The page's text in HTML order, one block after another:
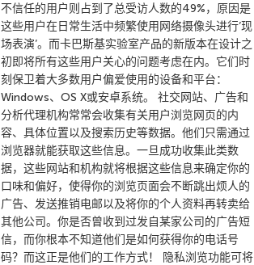
不信任的用户则占到了总受访人数的49%，原因是
这些用户在日常生活中频繁使用网络摄像头进行’现
场表演’。而卡巴斯基实验室产品的新版本在设计之
初即将所有这些用户关心的问题考虑在内。它们时
刻保卫着大多数用户偏爱使用的设备和平台：
Windows、OS X或安卓系统。 社交网站、广告和
分析代理机构常常会收集有关用户浏览网页的内
容、具体位置以及搜索历史等数据。他们只需通过
浏览器就能获取这些信息。一旦成功收集此类数
据，这些网站和机构就将根据这些信息来确定你的
口味和偏好，使得你的浏览页面会不断跳出烦人的
广告、发送推销电邮以及将你的个人资料再转卖给
其他公司。你是否曾收到过发自某家公司的广告短
信，而你根本不知道他们是如何获得你的电话号
码？而这正是他们的工作方式！ 隐私浏览功能可将